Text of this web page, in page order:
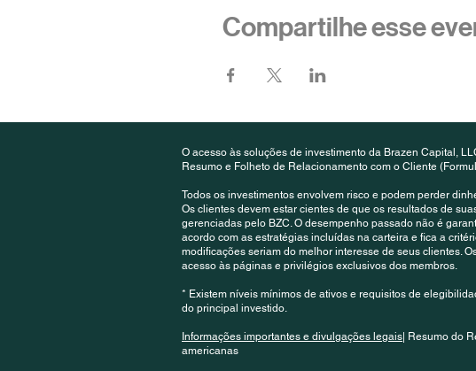
Compartilhe esse
O acesso às soluções de investimento da Brazen Capital,
Resumo e Folheto de Relacionamento com o Cliente
Todos os investimentos envolvem risco e podem perder
Os clientes devem estar cientes de que os resultados de
gerenciadas pelo BZC. O desempenho passado não é
acordo com as estratégias incluídas na carteira e fica a
modificações seriam do melhor interesse de seus clientes.
acesso às páginas e privilégios exclusivos dos membros.
* Existem níveis mínimos de ativos e requisitos de
do principal investido.
Informações importantes e divulgações legais | Resumo do
americanas